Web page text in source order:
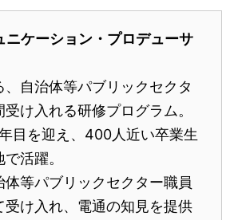
ケーション・プロデューサ
、自治体等パブリックセクタ
け入れる研修プログラム。
目を迎え、400人近い卒業生
活躍。
体等パブリックセクター職員
受け入れ、電通の知見を提供